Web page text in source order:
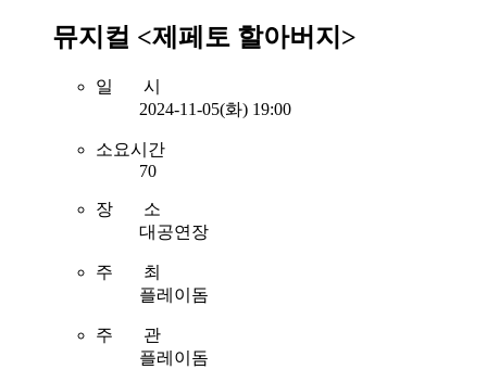
뮤지컬 <제페토 할아버지>
일 시
2024-11-05(화) 19:00
소요시간
70
장 소
대공연장
주 최
플레이돔
주 관
플레이돔